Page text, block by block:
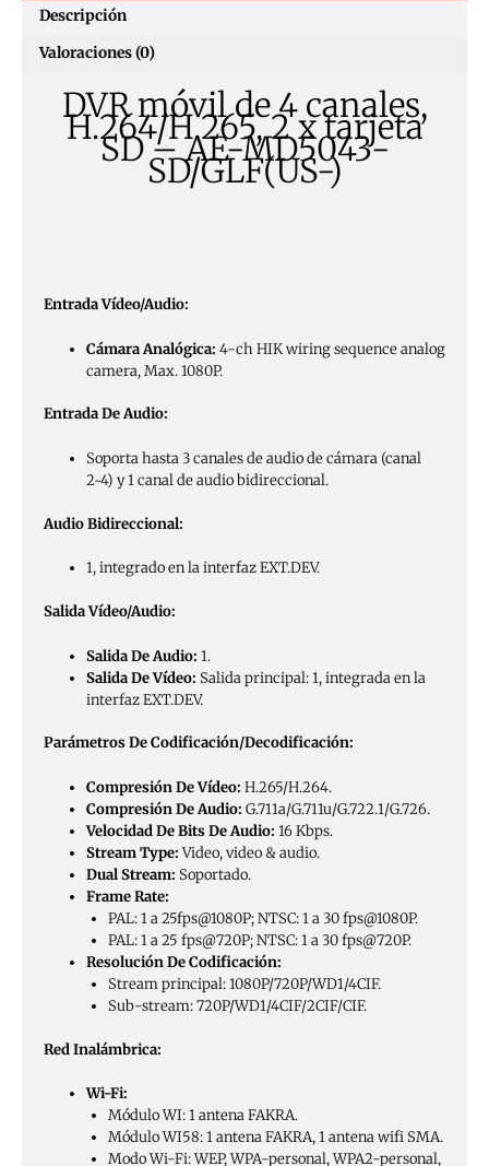
Descripción
Valoraciones (0)
DVR móvil de 4 canales,
H.264/H.265, 2 x tarjeta
SD – AE-MD5043-
SD/GLF(US-)
Entrada Vídeo/Audio:
Cámara Analógica: 4-ch HIK wiring sequence analog
camera, Max. 1080P.
Entrada De Audio:
Soporta hasta 3 canales de audio de cámara (canal
2~4) y 1 canal de audio bidireccional.
Audio Bidireccional:
1, integrado en la interfaz EXT.DEV.
Salida Vídeo/Audio:
Salida De Audio: 1.
Salida De Vídeo: Salida principal: 1, integrada en la
interfaz EXT.DEV.
Parámetros De Codificación/Decodificación:
Compresión De Vídeo: H.265/H.264.
Compresión De Audio: G.711a/G.711u/G.722.1/G.726.
Velocidad De Bits De Audio: 16 Kbps.
Stream Type:Video, video & audio.
Dual Stream: Soportado.
Frame Rate:
PAL: 1 a 25fps@1080P; NTSC: 1 a 30 fps@1080P.
PAL: 1 a 25 fps@720P; NTSC: 1 a 30 fps@720P.
Resolución De Codificación:
Stream principal: 1080P/720P/WD1/4CIF.
Sub-stream: 720P/WD1/4CIF/2CIF/CIF.
Red Inalámbrica:
Wi-Fi:
Módulo WI: 1 antena FAKRA.
Módulo WI58: 1 antena FAKRA, 1 antena wifi SMA.
Modo Wi-Fi: WEP, WPA-personal, WPA2-personal,